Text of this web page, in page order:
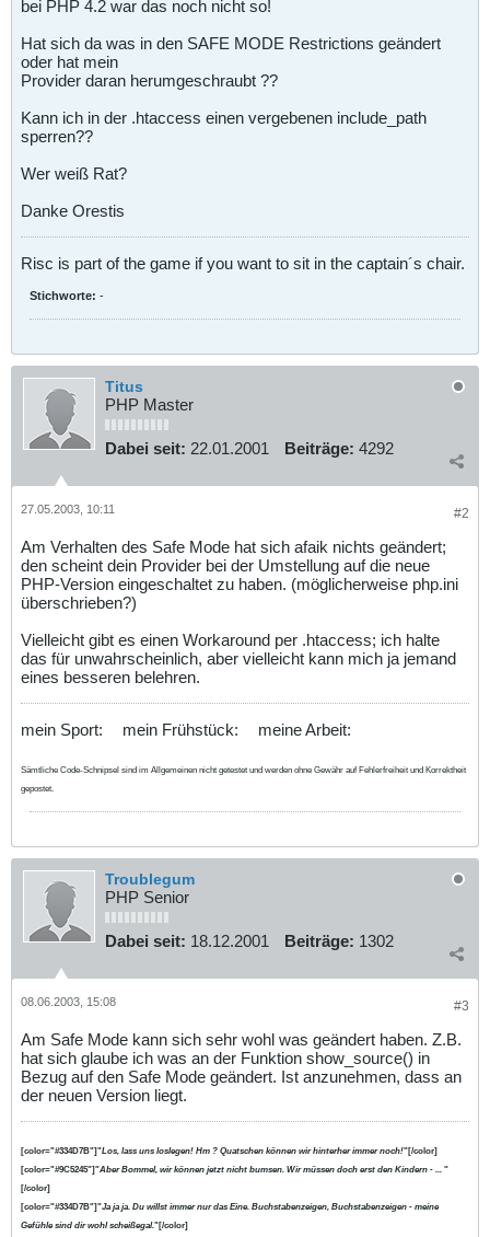
bei PHP 4.2 war das noch nicht so!
Hat sich da was in den SAFE MODE Restrictions geändert
oder hat mein
Provider daran herumgeschraubt ??
Kann ich in der .htaccess einen vergebenen include_path
sperren??
Wer weiß Rat?
Danke Orestis
Risc is part of the game if you want to sit in the captain´s chair.
Stichworte: -
Titus
PHP Master
Dabei seit: 22.01.2001 Beiträge: 4292
#2
27.05.2003, 10:11
Am Verhalten des Safe Mode hat sich afaik nichts geändert;
den scheint dein Provider bei der Umstellung auf die neue
PHP-Version eingeschaltet zu haben. (möglicherweise php.ini
überschrieben?)
Vielleicht gibt es einen Workaround per .htaccess; ich halte
das für unwahrscheinlich, aber vielleicht kann mich ja jemand
eines besseren belehren.
mein Sport: mein Frühstück: meine Arbeit:
Sämtliche Code-Schnipsel sind im Allgemeinen nicht getestet und werden ohne Gewähr auf Fehlerfreiheit und Korrektheit
gepostet.
Troublegum
PHP Senior
Dabei seit: 18.12.2001 Beiträge: 1302
#3
08.06.2003, 15:08
Am Safe Mode kann sich sehr wohl was geändert haben. Z.B.
hat sich glaube ich was an der Funktion show_source() in
Bezug auf den Safe Mode geändert. Ist anzunehmen, dass an
der neuen Version liegt.
[color="#334D7B"]"Los, lass uns loslegen! Hm ? Quatschen können wir hinterher immer noch!"[/color]
[color="#9C5245"]"Aber Bommel, wir können jetzt nicht bumsen. Wir müssen doch erst den Kindern - ... "
[/color]
[color="#334D7B"]"Ja ja ja. Du willst immer nur das Eine. Buchstabenzeigen, Buchstabenzeigen - meine
Gefühle sind dir wohl scheißegal."[/color]